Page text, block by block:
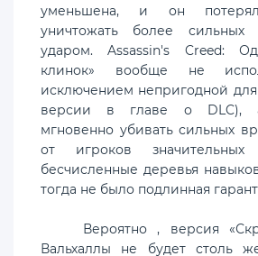
уменьшена, и он потерял
уничтожать более сильных
ударом. Assassin's Creed:
клинок» вообще не
исключением непригодной для
версии в главе о DLC), а
мгновенно убивать сильных
от игроков
бесчисленные деревья
тогда не было подлинная
Вероятно , версия
Вальхаллы не будет столь